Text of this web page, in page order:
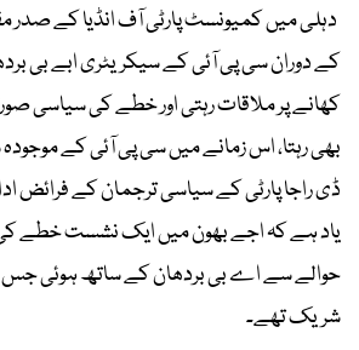
دہلی میں کمیونسٹ پارٹی آف انڈیا کے صدر
کے دوران سی پی آئی کے سیکریٹری ابے بی
کھانے پر ملاقات رہتی اور خطے کی سیاسی
بھی رہتا، اس زمانے میں سی پی آئی کے
ڈی راجا پارٹی کے سیاسی ترجمان کے فرائض
یاد ہے کہ اجے بھون میں ایک نشست خطے
حوالے سے اے بی بردھان کے ساتھ ہوئی جس
شریک تھے۔